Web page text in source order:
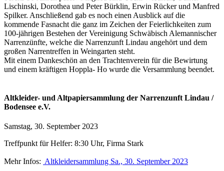
Lischinski, Dorothea und Peter Bürklin, Erwin Rücker und Manfred
Spilker. Anschließend gab es noch einen Ausblick auf die
kommende Fasnacht die ganz im Zeichen der Feierlichkeiten zum
100-jährigen Bestehen der Vereinigung Schwäbisch Alemannischer
Narrenzünfte, welche die Narrenzunft Lindau angehört und dem
großen Narrentreffen in Weingarten steht.
Mit einem Dankeschön an den Trachtenverein für die Bewirtung
und einem kräftigen Hoppla- Ho wurde die Versammlung beendet.
Altkleider- und Altpapiersammlung der Narrenzunft Lindau /
Bodensee e.V.
Samstag, 30. September 2023
Treffpunkt für Helfer: 8:30 Uhr, Firma Stark
Mehr Infos: Altkleidersammlung Sa., 30. September 2023